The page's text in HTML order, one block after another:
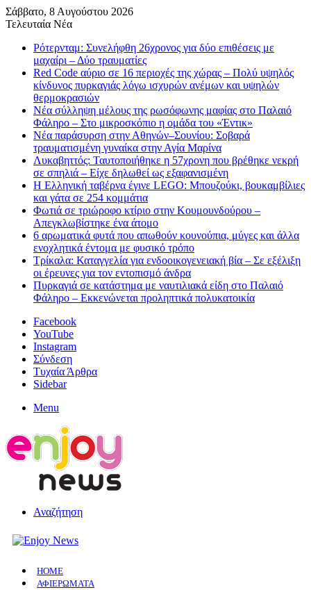
Σάββατο, 8 Αυγούστου 2026
Τελευταία Νέα
Ρότερνταμ: Συνελήφθη 26χρονος για δύο επιθέσεις με
μαχαίρι – Δύο τραυματίες
Red Code αύριο σε 16 περιοχές της χώρας – Πολύ υψηλός
κίνδυνος πυρκαγιάς λόγω ισχυρών ανέμων και υψηλών
θερμοκρασιών
Νέα σύλληψη μέλους της ρωσόφωνης μαφίας στο Παλαιό
Φάληρο – Στο μικροσκόπιο η ομάδα του «Έντικ»
Νέα παράσυρση στην Αθηνών–Σουνίου: Σοβαρά
τραυματισμένη γυναίκα στην Αγία Μαρίνα
Λυκαβηττός: Ταυτοποιήθηκε η 57χρονη που βρέθηκε νεκρή
σε σπηλιά – Είχε δηλωθεί ως εξαφανισμένη
H Ελληνική ταβέρνα έγινε LEGO: Μπουζούκι, βουκαμβίλιες
και γάτα σε 254 κομμάτια
Φωτιά σε τριώροφο κτίριο στην Κουμουνδούρου –
Απεγκλωβίστηκε ένα άτομο
6 αρωματικά φυτά που απωθούν κουνούπια, μύγες και άλλα
ενοχλητικά έντομα με φυσικό τρόπο
Τρίκαλα: Καταγγελία για ενδοοικογενειακή βία – Σε εξέλιξη
οι έρευνες για τον εντοπισμό άνδρα
Πυρκαγιά σε κατάστημα με ναυτιλιακά είδη στο Παλαιό
Φάληρο – Εκκενώνεται προληπτικά πολυκατοικία
Facebook
YouTube
Instagram
Σύνδεση
Τυχαία Άρθρα
Sidebar
Menu
Αναζήτηση
HOME
ΑΦΙΕΡΩΜΑΤΑ